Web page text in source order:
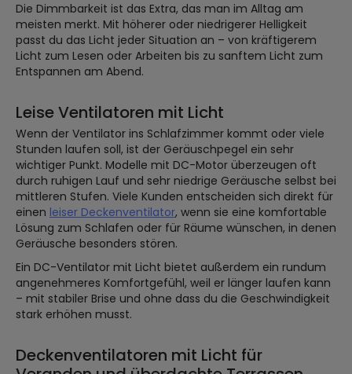
Die Dimmbarkeit ist das Extra, das man im Alltag am
meisten merkt. Mit höherer oder niedrigerer Helligkeit
passt du das Licht jeder Situation an – von kräftigerem
Licht zum Lesen oder Arbeiten bis zu sanftem Licht zum
Entspannen am Abend.
Leise Ventilatoren mit Licht
Wenn der Ventilator ins Schlafzimmer kommt oder viele
Stunden laufen soll, ist der Geräuschpegel ein sehr
wichtiger Punkt. Modelle mit DC-Motor überzeugen oft
durch ruhigen Lauf und sehr niedrige Geräusche selbst bei
mittleren Stufen. Viele Kunden entscheiden sich direkt für
einen leiser Deckenventilator, wenn sie eine komfortable
Lösung zum Schlafen oder für Räume wünschen, in denen
Geräusche besonders stören.
Ein DC-Ventilator mit Licht bietet außerdem ein rundum
angenehmeres Komfortgefühl, weil er länger laufen kann
– mit stabiler Brise und ohne dass du die Geschwindigkeit
stark erhöhen musst.
Deckenventilatoren mit Licht für